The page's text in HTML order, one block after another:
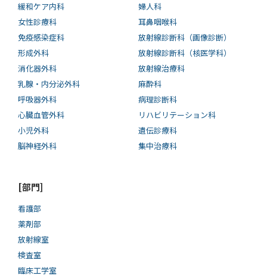
緩和ケア内科
女性診療科
免疫感染症科
形成外科
消化器外科
乳腺・内分泌外科
呼吸器外科
心臓血管外科
小児外科
脳神経外科
婦人科
耳鼻咽喉科
放射線診断科（画像診断）
放射線診断科（核医学科）
放射線治療科
麻酔科
病理診断科
リハビリテーション科
遺伝診療科
集中治療科
[部門]
看護部
薬剤部
放射線室
検査室
臨床工学室